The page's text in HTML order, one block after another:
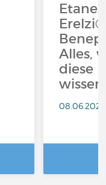
Alles,
diese
08.06.2023